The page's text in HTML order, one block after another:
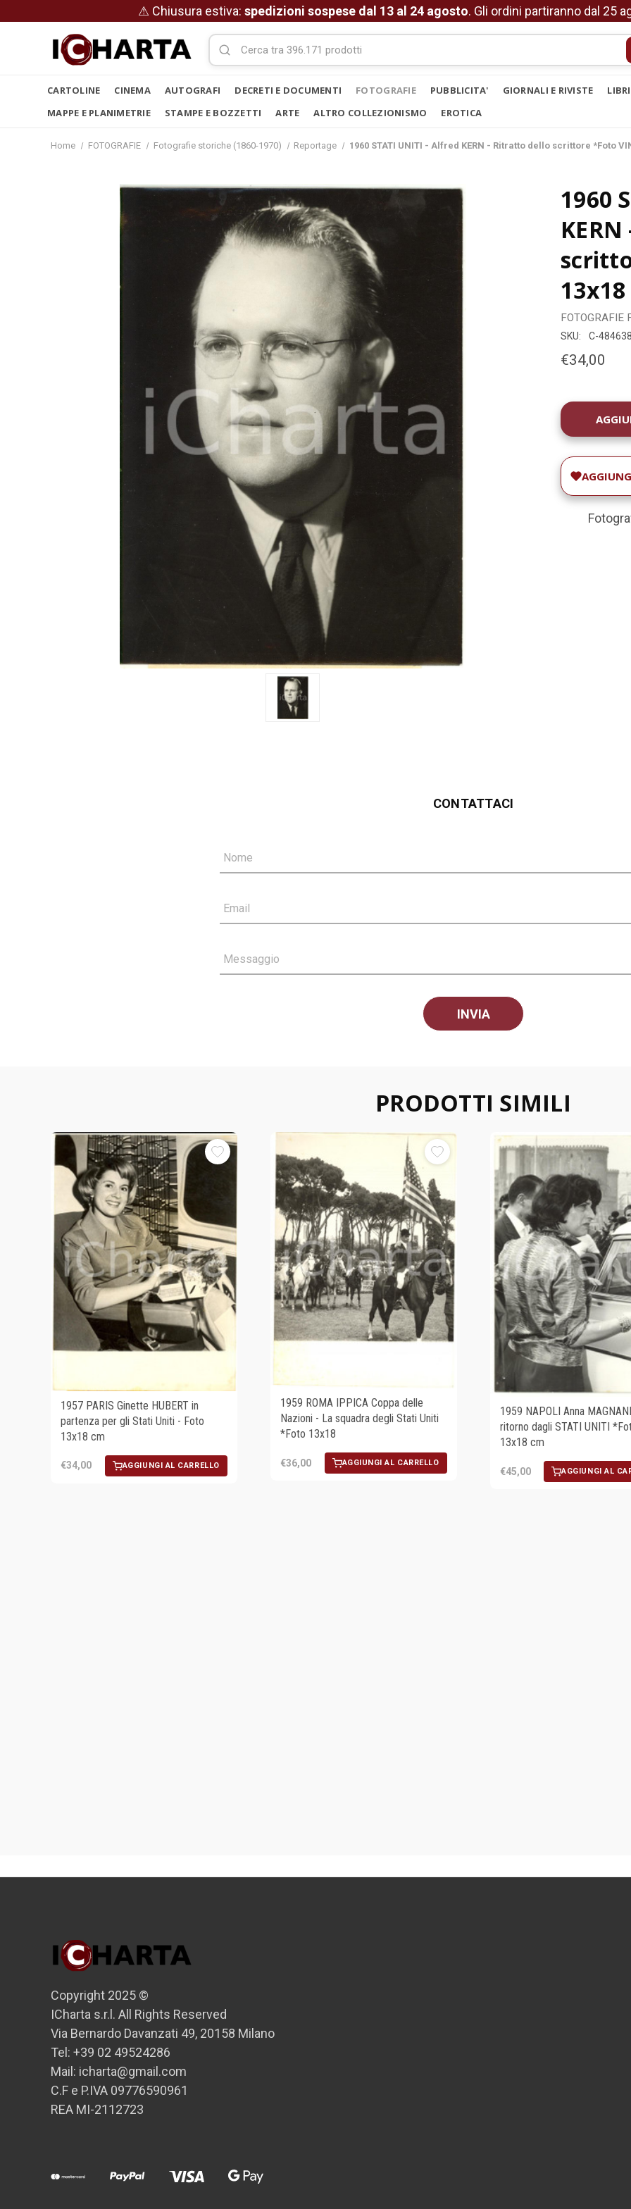
⚠ Chiusura estiva: spedizioni sospese dal 13 al 24 agosto. Gli ordini partiranno dal 25
CARTOLINE CINEMA AUTOGRAFI DECRETI E DOCUMENTI FOTOGRAFIE PUBBLICITA' GIORNALI E RIVISTE
MAPPE E PLANIMETRIE
STAMPE E BOZZETTI ARTE ALTRO COLLEZIONISMO EROTICA
Home FOTOGRAFIE Fotografie storiche (1860-1970) Reportage 1960 STATI UNITI - Alfred KERN - Ritratto dello scrittore *Foto
1960
FOTOGRAFIE
SKU: C-484638
€34,00
DISPONIBILITÀ
ATTUALE:
CONTATTACI
Nome
Email
Messaggio
PRODOTTI SIMILI
1957 PARIS Ginette HUBERT in
partenza per gli Stati Uniti - Foto
13x18 cm
€34,00 AGGIUNGI AL CARRELLO
1959 ROMA IPPICA Coppa delle
Nazioni - La squadra degli Stati Uniti
*Foto 13x18
€36,00 AGGIUNGI AL CARRELLO
1959 NAPOLI Anna
ritorno dagli STATI UNITI
13x18 cm
€45,00 AGGIUNGI AL
Copyright 2025 ©
ICharta s.r.l. All Rights Reserved
Via Bernardo Davanzati 49, 20158 Milano
Tel: +39 02 49524286
Mail: icharta@gmail.com
C.F e P.IVA 09776590961
REA MI-2112723